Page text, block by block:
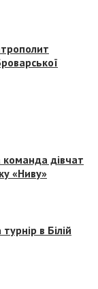
команда дівчат
«Ниву»
в Білій